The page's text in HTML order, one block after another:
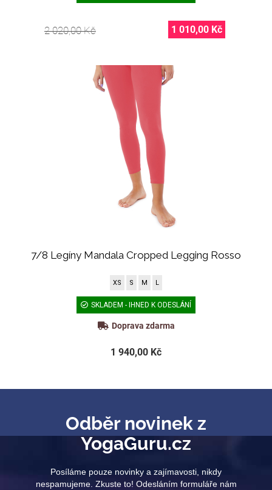
2 020,00 Kč 1 010,00 Kč
7/8 Legíny Mandala Cropped Legging Rosso
XS S M L
SKLADEM - IHNED K ODESLÁNÍ
Doprava zdarma
1 940,00 Kč
Odběr novinek z
YogaGuru.cz
Posíláme pouze novinky a zajímavosti, nikdy
nespamujeme. Zkuste to! Odesláním formuláře nám